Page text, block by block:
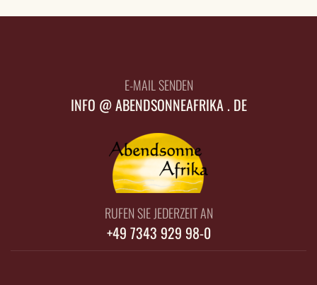
E-MAIL SENDEN
INFO @ ABENDSONNEAFRIKA . DE
RUFEN SIE JEDERZEIT AN
+49 7343 929 98-0